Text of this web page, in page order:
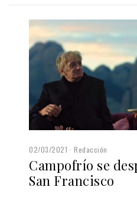
02/03/2021 Redacción
Campofrío se
San Francisco